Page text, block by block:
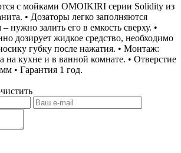
с мойками OMOIKIRI серии Solidity из
• Дозаторы легко заполняются
нужно залить его в емкость сверху. •
дозирует жидкое средство, необходимо
губку после нажатия. • Монтаж:
на кухне и в ванной комнате. • Отверстие
• Гарантия 1 год.